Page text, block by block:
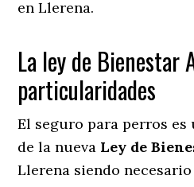
en Llerena.
La ley de Bienestar
particularidades
El seguro para perros
de la nueva Ley de
Llerena siendo